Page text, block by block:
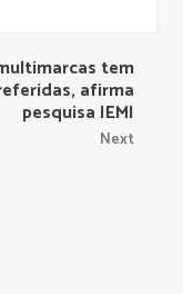
tem
afirma
pesquisa IEMI
Next